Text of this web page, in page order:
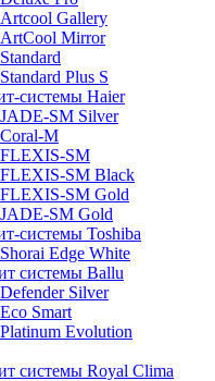
Gallery
ArtCool Mirror
Plus S
системы Haier
SM Silver
M
FLEXIS-SM
FLEXIS-SM Black
FLEXIS-SM Gold
SM Gold
системы Toshiba
Edge White
системы Ballu
Silver
Smart
Evolution
системы Royal Clima